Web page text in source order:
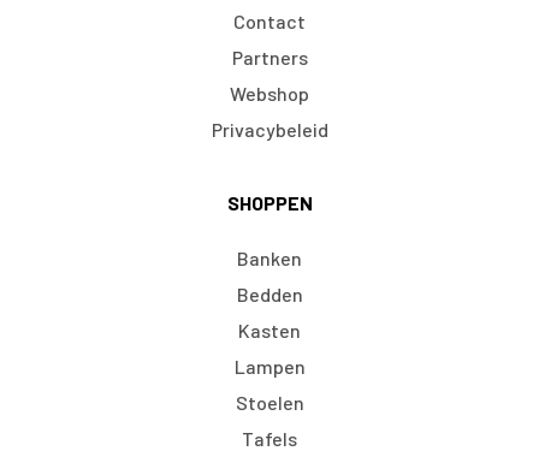
Contact
Partners
Webshop
Privacybeleid
SHOPPEN
Banken
Bedden
Kasten
Lampen
Stoelen
Tafels